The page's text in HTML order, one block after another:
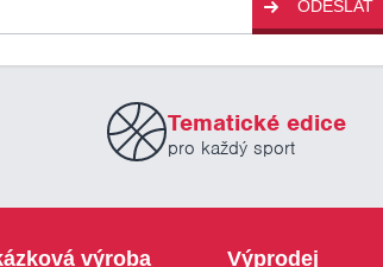
ODESLAT
Tematické edice
pro každý sport
výroba Výprodej